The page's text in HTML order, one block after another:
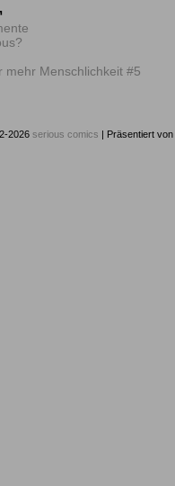
mehr Menschlichkeit #5
2026 serious comics | Präsentiert von